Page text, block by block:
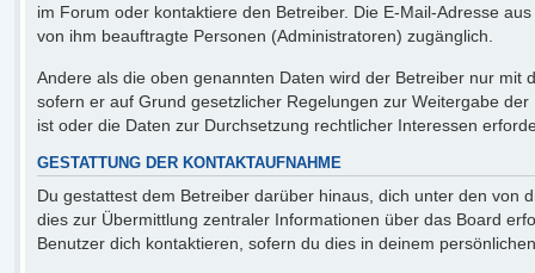
im Forum oder kontaktiere den Betreiber. Die E-Mail-Adresse
von ihm beauftragte Personen (Administratoren) zugänglich.
Andere als die oben genannten Daten wird der Betreiber nur mit
sofern er auf Grund gesetzlicher Regelungen zur Weitergabe
ist oder die Daten zur Durchsetzung rechtlicher Interessen
GESTATTUNG DER KONTAKTAUFNAHME
Du gestattest dem Betreiber darüber hinaus, dich unter den von
dies zur Übermittlung zentraler Informationen über das Board
Benutzer dich kontaktieren, sofern du dies in deinem